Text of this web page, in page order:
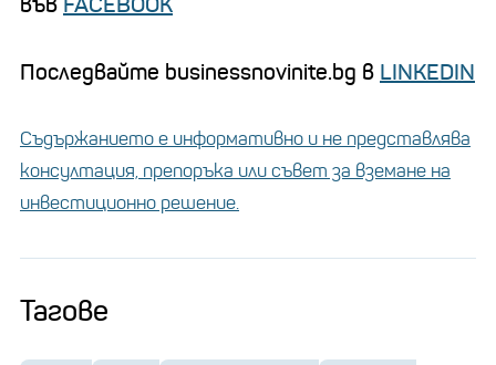
Последвайте businessnovinite.bg в LINKEDIN
Съдържанието е информативно и не представлява
консултация, препоръка или съвет за вземане на
инвестиционно решение.
Тагове